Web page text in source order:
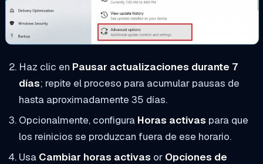
Haz clic en Pausar actualizaciones durante 7
días; repite el proceso para acumular pausas de
hasta aproximadamente 35 días.
Opcionalmente, configura Horas activas para que
los reinicios se produzcan fuera de ese horario.
Usa Cambiar horas activas or Opciones de